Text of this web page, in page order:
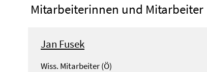
Mitarbeiterinnen und Mitarbeiter
Jan Fusek
Wiss. Mitarbeiter (Ö)